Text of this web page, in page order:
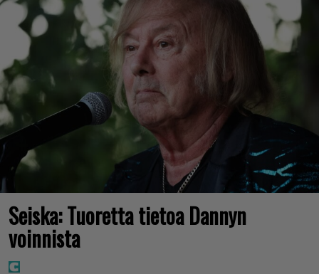
Seiska: Tuoretta tietoa Dannyn
voinnista